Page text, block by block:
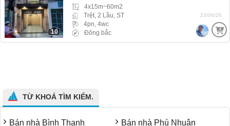
10
4x15m~60m2
Trệt, 2 Lầu, ST
4pn, 4wc
Đông bắc
23/06/26
TỪ KHOÁ TÌM KIẾM.
Bán nhà Bình Thạnh
Bán nhà Phú Nhuận